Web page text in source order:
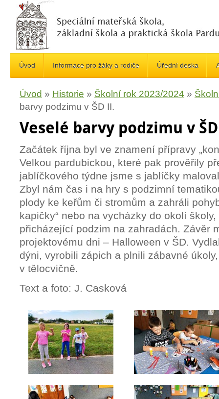
Úvod Informace pro žáky a rodiče Úřední deska
Úvod » Historie » Školní rok 2023/2024 »
barvy podzimu v ŠD II.
Veselé barvy podzimu v
Začátek října byl ve znamení přípravy
Velkou pardubickou, které pak prověřily
jablíčkového týdne jsme s jablíčky
Zbyl nám čas i na hry s podzimní
plody ke keřům či stromům a zahráli
kapičky“ nebo na vycházky do okolí
přicházející podzim na zahradách. Závěr
projektovému dni – Halloween v ŠD.
dýni, vyrobili zápich a plnili zábavné
v tělocvičně.
Text a foto: J. Casková